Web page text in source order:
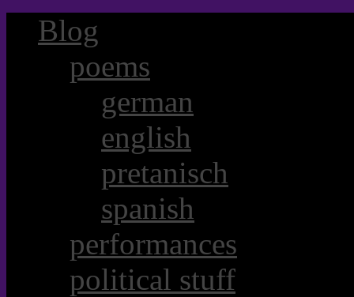
Blog
poems
german
english
pretanisch
spanish
performances
political stuff